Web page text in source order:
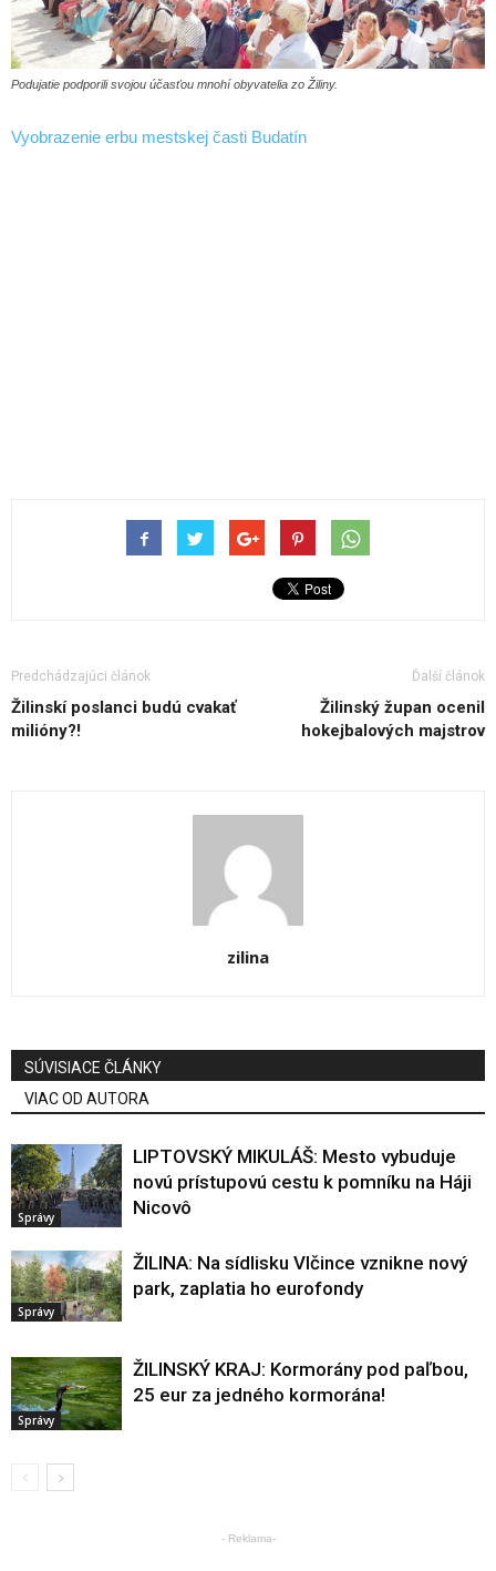
Podujatie podporili svojou účasťou mnohí obyvatelia zo Žiliny.
Vyobrazenie erbu mestskej časti Budatín
Predchádzajúci článok
Žilinskí poslanci budú cvakať
milióny?!
Ďalší článok
Žilinský župan ocenil
hokejbalových majstrov
zilina
SÚVISIACE ČLÁNKY
VIAC OD AUTORA
Správy
LIPTOVSKÝ MIKULÁŠ: Mesto vybuduje
novú prístupovú cestu k pomníku na Háji
Nicovô
Správy
ŽILINA: Na sídlisku Vlčince vznikne nový
park, zaplatia ho eurofondy
Správy
ŽILINSKÝ KRAJ: Kormorány pod paľbou,
25 eur za jedného kormorána!
- Reklama-